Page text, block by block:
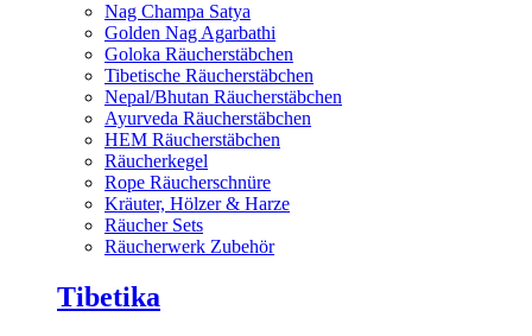
Nag Champa Satya
Golden Nag Agarbathi
Goloka Räucherstäbchen
Tibetische Räucherstäbchen
Nepal/Bhutan Räucherstäbchen
Ayurveda Räucherstäbchen
HEM Räucherstäbchen
Räucherkegel
Rope Räucherschnüre
Kräuter, Hölzer & Harze
Räucher Sets
Räucherwerk Zubehör
Tibetika